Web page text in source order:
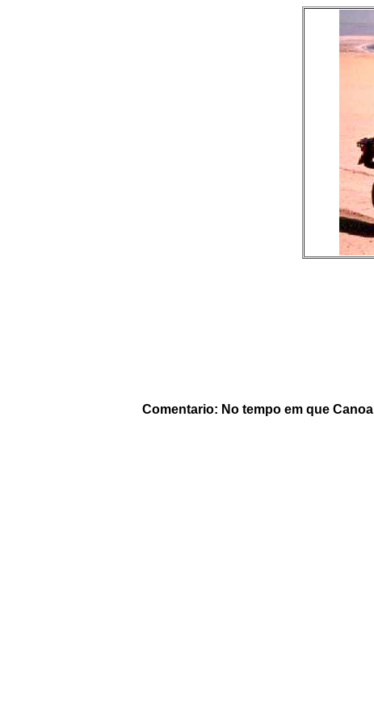
Comentario: No tempo em que